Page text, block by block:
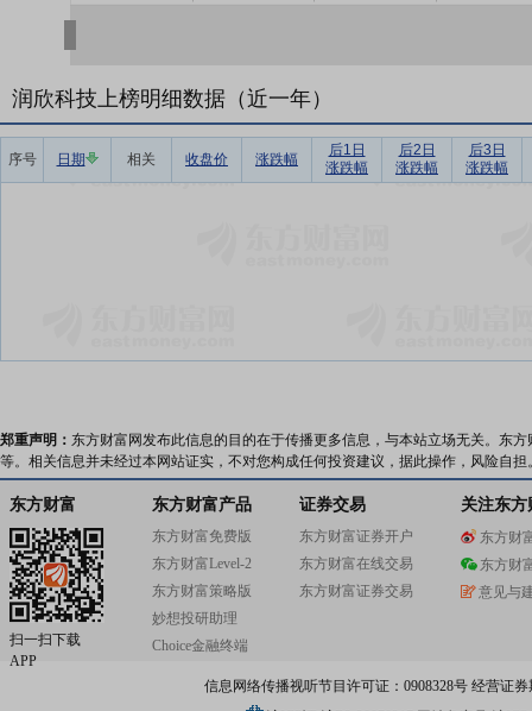
润欣科技上榜明细数据（近一年）
序号 日期 相关 收盘价 涨跌幅
后1日
涨跌幅
后2日
涨跌幅
后3日
涨跌幅
郑重声明： 东方财富网发布此信息的目的在于传播更多信息，与本站立场无关。东
等。相关信息并未经过本网站证实，不对您构成任何投资建议，据此操作，风险自担